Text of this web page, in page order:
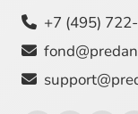
+7 (495)